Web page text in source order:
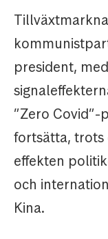
president,
”Zero
fortsätta, trots
effekten
och
Kina.